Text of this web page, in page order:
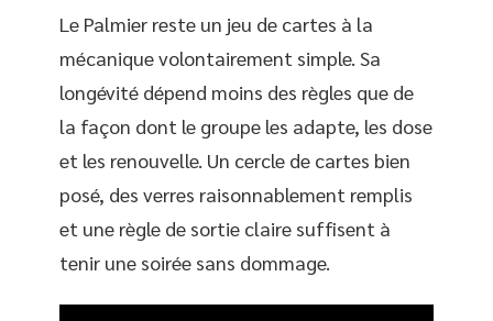
Le Palmier reste un jeu de cartes à la
mécanique volontairement simple. Sa
longévité dépend moins des règles que de
la façon dont le groupe les adapte, les dose
et les renouvelle. Un cercle de cartes bien
posé, des verres raisonnablement remplis
et une règle de sortie claire suffisent à
tenir une soirée sans dommage.